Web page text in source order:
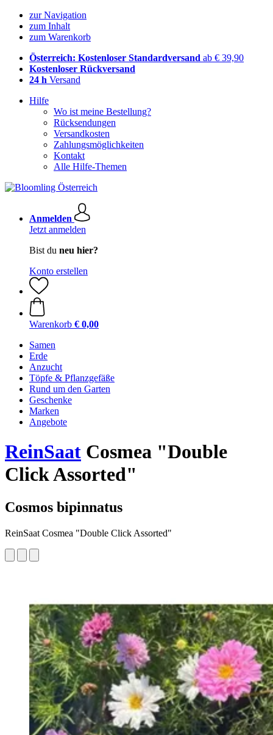
zur Navigation
zum Inhalt
zum Warenkorb
Österreich: Kostenloser Standardversand ab € 39,90
Kostenloser Rückversand
24 h Versand
Hilfe
Wo ist meine Bestellung?
Rücksendungen
Versandkosten
Zahlungsmöglichkeiten
Kontakt
Alle Hilfe-Themen
Anmelden
Jetzt anmelden
Bist du neu hier?
Konto erstellen
Warenkorb € 0,00
Samen
Erde
Anzucht
Töpfe & Pflanzgefäße
Rund um den Garten
Geschenke
Marken
Angebote
ReinSaat Cosmea "Double
Click Assorted"
Cosmos bipinnatus
ReinSaat Cosmea "Double Click Assorted"